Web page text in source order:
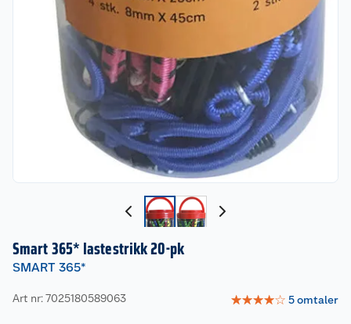
Smart 365* lastestrikk 20-pk
SMART 365*
Art nr: 7025180589063 ☆☆☆☆☆ 5omtaler